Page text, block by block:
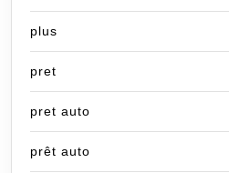
plus
pret
pret auto
prêt auto